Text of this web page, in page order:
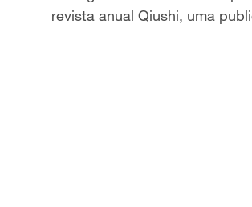
revista anual Qiushi, uma